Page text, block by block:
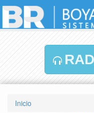
Inicio